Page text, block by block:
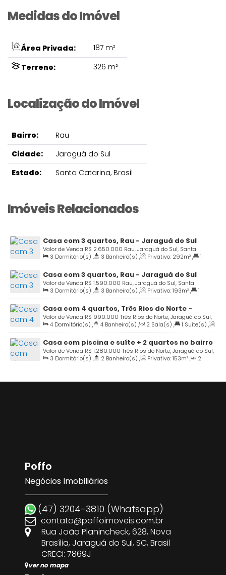
Medidas do Imóvel
Área Privada:
187 m²
Terreno:
326 m²
Localização do Imóvel
Bairro:
Rau
Cidade:
Jaraguá do Sul
Estado:
Santa Catarina, Brasil
Imóveis Relacionados
Casa com 3 quartos, Rau - Jaraguá do Sul
R$ 2.650.000
Valor de Venda
Rau, Jaraguá do Sul, Santa
Catarina, Brasil
3 Dormitório(s) , 3 Banheiro(s) , Privativo: 292m²,
1
Suíte(s), 2Vaga(s), Terreno: 728m²
Casa com 3 quartos, Rau - Jaraguá do Sul
R$ 1.590.000
Valor de Venda
Rau, Jaraguá do Sul, Santa
Catarina, Brasil
3 Dormitório(s) , 3 Banheiro(s) , Privativo:193m²,
1
Suíte(s), 2Vaga(s), Terreno: 376m²
Casa com 4 quartos, Três Rios do Norte -
Jaraguá do Sul
R$ 990.000
Valor de Venda
Três Rios do Norte, Jaraguá do Sul,
Santa Catarina, Brasil
4 Dormitório(s) , 4 Banheiro(s) , 2 Sala(s) , 1 Suíte(s) ,
Total: 200m² , 3 Vaga(s) , Terreno:445m²
Casa com piscina e suíte + 2 quartos no bairro
Três rios do norte
R$ 1.280.000
Valor de Venda
Três Rios do Norte, Jaraguá do Sul,
Santa Catarina, Brasil
3 Dormitório(s) , 2 Banheiro(s) , Privativo:153m²,
2
Poffo
Negócios Imobiliários
(47) 3204-3810 (Whatsapp)
contato@poffoimoveis.com.br
Rua João Planincheck, 628, Nova
Brasília, Jaraguá do Sul, SC, Brasil
CRECI: 7869J
ver no mapa